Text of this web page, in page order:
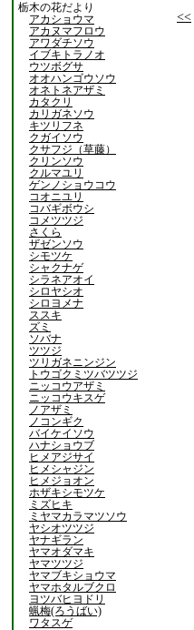
栃木の花だより
アカショウマ
アカヌマフロウ
アワダチソウ
イブキトラノオ
ウツボグサ
オオハンゴウソウ
オネトネアザミ
カタクリ
カリガネソウ
キツリフネ
クガイソウ
クサフジ（草藤）
クリンソウ
クルマユリ
ゲンノショウコウ
コオニユリ
コバギボウシ
コメツツジ
さくら
ザゼンソウ
シモツケ
シャクナゲ
シラネアオイ
シロヤシオ
シロヨメナ
ススキ
ズミ
ソバナ
ツツジ
ツリガネニンジン
トウゴクミツバツツジ
ニッコウアザミ
ニッコウキスゲ
ノアザミ
ノコンギク
バイケイソウ
ハナショウブ
ヒメアジサイ
ヒメシャジン
ヒメジョオン
ホザキシモツケ
ミズヒキ
ミヤマカラマツソウ
ヤシオツツジ
ヤナギラン
ヤマオダマキ
ヤマツツジ
ヤマブキショウマ
ヤマホタルブクロ
ヨツバヒヨドリ
蝋梅(ろうばい)
ワタスゲ
<<